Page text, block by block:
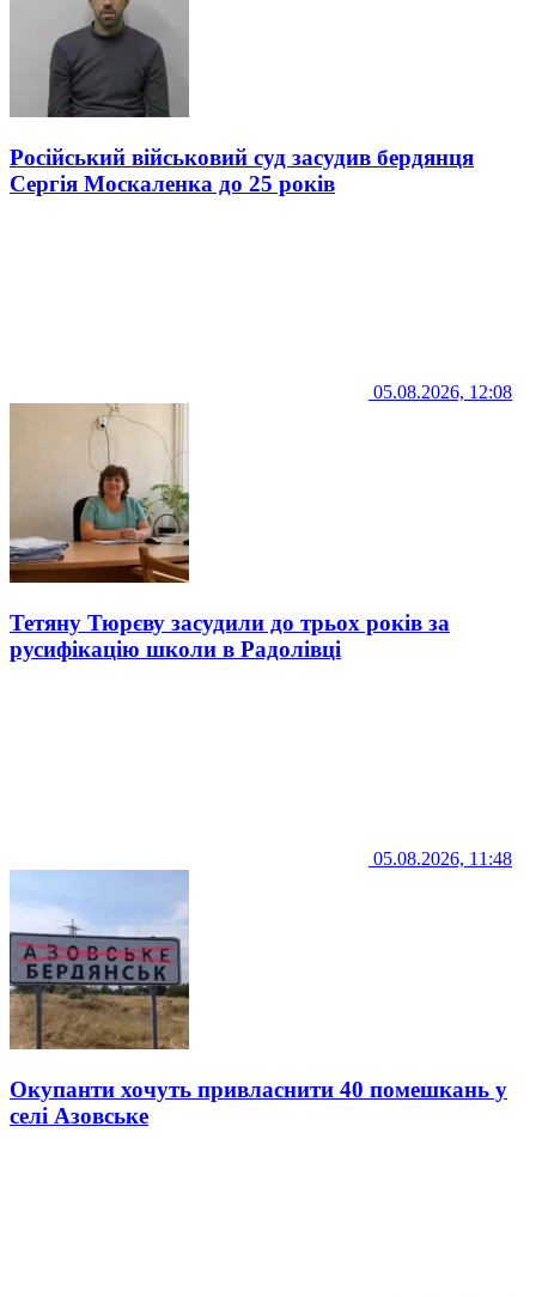
Російський військовий суд засудив бердянця
Сергія Москаленка до 25 років
05.08.2026, 12:08
Тетяну Тюрєву засудили до трьох років за
русифікацію школи в Радолівці
05.08.2026, 11:48
Окупанти хочуть привласнити 40 помешкань у
селі Азовське